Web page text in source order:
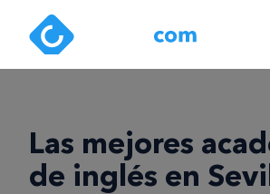
Las mejores
de inglés en